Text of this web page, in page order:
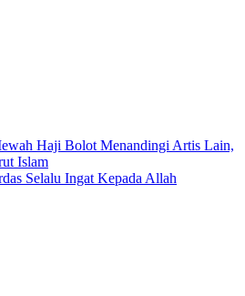
Haji Bolot Menandingi Artis Lain,
Islam
Selalu Ingat Kepada Allah